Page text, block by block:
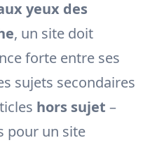
yeux des
, un site doit
forte entre ses
sujets secondaires
hors sujet –
pour un site